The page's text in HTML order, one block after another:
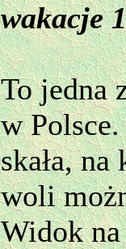
wakacje
To jedna
w
skała,
woli
Widok